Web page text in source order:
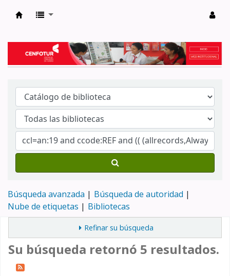
Búsqueda avanzada
Búsqueda de autoridad
Nube de etiquetas
Bibliotecas
Refinar su búsqueda
Su búsqueda retornó 5 resultados.